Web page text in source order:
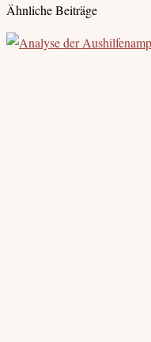
Ähnliche Beiträge